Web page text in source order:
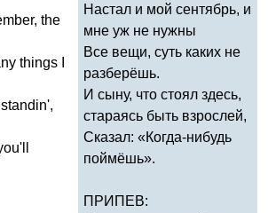
, the
things
standin',
Настал и мой сентябрь, и
мне уж не нужны
Все вещи, суть каких не
разберёшь.
И сыну, что стоял здесь,
стараясь быть взрослей,
Сказал: «Когда-нибудь
поймёшь».
ПРИПЕВ: